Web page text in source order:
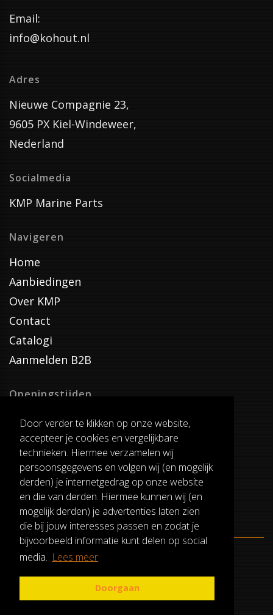
Door verder te klikken op onze website,
accepteer je cookies en vergelijkbare
technieken. Hiermee verzamelen wij
persoonsgegevens en volgen wij (en mogelijk
derden) je internetgedrag op onze website
en die van derden. Hiermee kunnen wij (en
mogelijk derden) je advertenties laten zien
die bij jouw interesses passen en zodat je
bijvoorbeeld informatie kunt delen op social
media. Lees meer
Doorgaan
Email:
info@kohout.nl
Adres
Nieuwe Compagnie 23,
9605 PX Kiel-Windeweer,
Nederland
Socialmedia
KMP Marine Parts
Navigeren
Home
Aanbiedingen
Over KMP
Contact
Catalogi
Aanmelden B2B
Openingstijden
Dinsdag T/M Zaterdag
van 8:00-17:00
Verzenddagen
Dinsdag T/M Vrijdag
Pauze
12:30-13:00
ALGEMENE VOORWAARDEN
RUILEN EN RETOURNEREN